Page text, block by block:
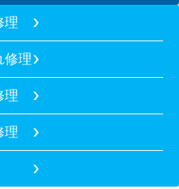
理
修理
理
理